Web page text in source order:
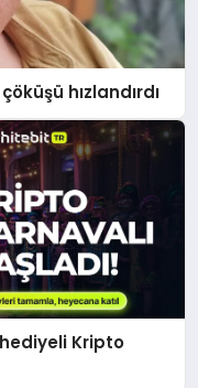
hızlandırdı
hediyeli Kripto